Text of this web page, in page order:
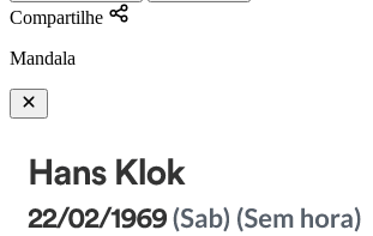
Compartilhe
Mandala